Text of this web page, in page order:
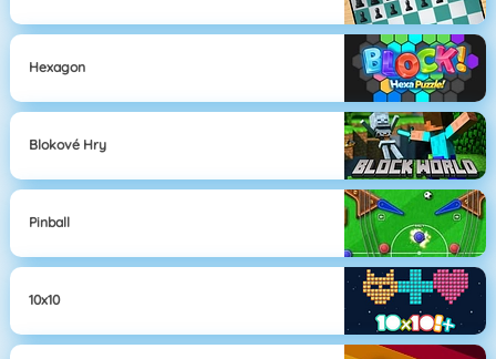
Hexagon
Blokové Hry
Pinball
10x10